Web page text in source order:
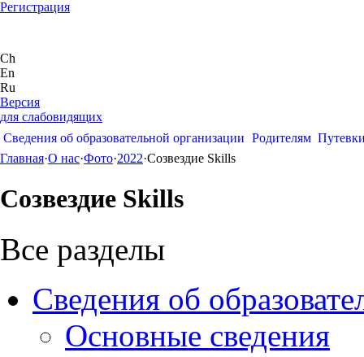
Регистрация
Ch
En
Ru
Версия
для слабовидящих
Сведения об образовательной организации Родителям
Главная·О нас·Фото·2022·Созвездие Skills
Созвездие Skills
Все разделы
Сведения об
Основные сведения